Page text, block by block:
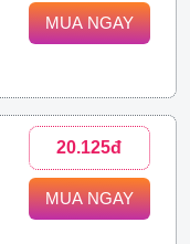
MUA NGAY
20.125đ
MUA NGAY